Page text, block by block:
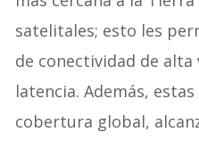
satelitales; esto les
de conectividad de alta
latencia. Además,
cobertura global,